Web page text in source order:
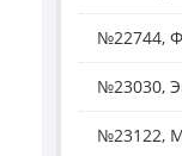
№22744,
№23030,
№23122,